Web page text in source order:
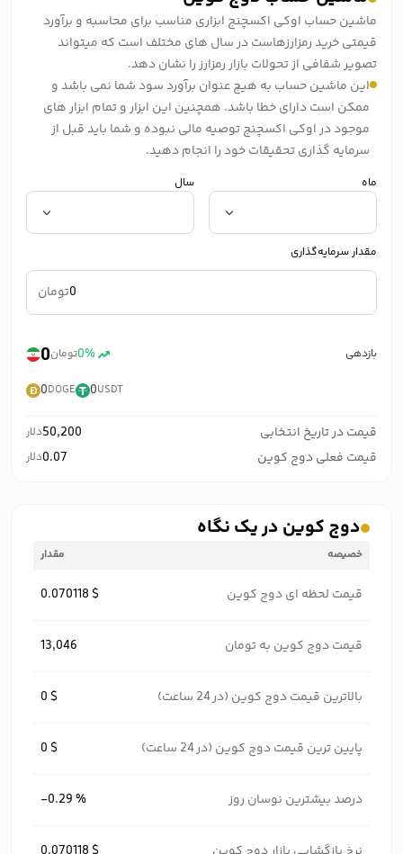
ماشین حساب اوکی اکسچنج ابزاری مناسب برای محاسبه و برآورد
قیمتی خرید رمزارزهاست در سال های مختلف است که میتواند
تصویر شفافی از تحولات بازار رمزارز را نشان دهد.
این ماشین حساب به هیچ عنوان برآورد سود شما نمی باشد و
ممکن است دارای خطا باشد. همچنین این ابزار و تمام ابزار های
موجود در اوکی اکسچنج توصیه مالی نبوده و شما باید قبل از
سرمایه گذاری تحقیقات خود را انجام دهید.
ماه سال
مقدار سرمایه‌گذاری
تومان
بازدهی 0%تومان0
USDT
0
DOGE
0
قیمت در تاریخ انتخابی 50,200دلار
قیمت فعلی دوج کوین 0.07دلار
دوج کوین در یک نگاه
خصیصه مقدار
قیمت لحظه ای دوج کوین 0.070118 $
قیمت دوج کوین به تومان 13,046
بالاترین قیمت دوج کوین (در 24 ساعت) 0 $
پایین ترین قیمت دوج کوین (در 24 ساعت) 0 $
درصد بیشترین نوسان روز -0.29 %